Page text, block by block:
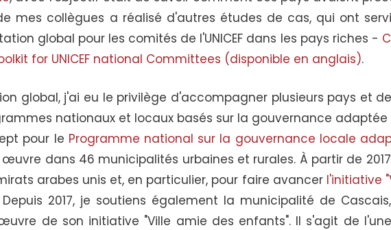
mes collègues a réalisé d'autres études de cas, qui ont
global pour les comités de l'UNICEF dans les pays riches -
for UNICEF national Committees (disponible en anglais).
global, j'ai eu le privilège d'accompagner plusieurs pays et
nationaux et locaux basés sur la gouvernance adaptée
pour le Programme national sur la gouvernance locale
dans 46 municipalités urbaines et rurales. À partir de
arabes unis et, en particulier, pour faire avancer l'initiative
Depuis 2017, je soutiens également la municipalité de
de son initiative "Ville amie des enfants". Il s'agit de